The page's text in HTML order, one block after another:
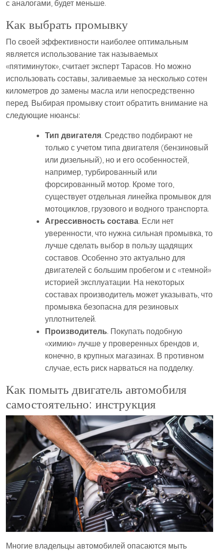
с аналогами, будет меньше.
Как выбрать промывку
По своей эффективности наиболее оптимальным
является использование так называемых
«пятиминуток», считает эксперт Тарасов. Но можно
использовать составы, заливаемые за несколько сотен
километров до замены масла или непосредственно
перед. Выбирая промывку стоит обратить внимание на
следующие нюансы:
Тип двигателя. Средство подбирают не
только с учетом типа двигателя (бензиновый
или дизельный), но и его особенностей,
например, турбированный или
форсированный мотор. Кроме того,
существует отдельная линейка промывок для
мотоциклов, грузового и водного транспорта.
Агрессивность состава. Если нет
уверенности, что нужна сильная промывка, то
лучше сделать выбор в пользу щадящих
составов. Особенно это актуально для
двигателей с большим пробегом и с «темной»
историей эксплуатации. На некоторых
составах производитель может указывать, что
промывка безопасна для резиновых
уплотнителей.
Производитель. Покупать подобную
«химию» лучше у проверенных брендов и,
конечно, в крупных магазинах. В противном
случае, есть риск нарваться на подделку.
Как помыть двигатель автомобиля
самостоятельно: инструкция
Многие владельцы автомобилей опасаются мыть